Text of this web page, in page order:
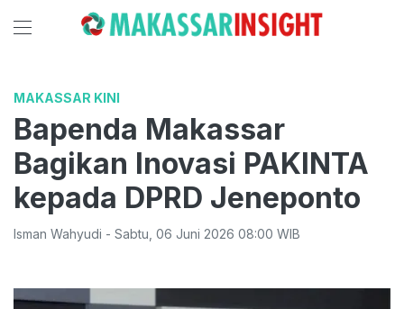
MAKASSAR KINI
Bapenda Makassar
Bagikan Inovasi PAKINTA
kepada DPRD Jeneponto
Isman Wahyudi - Sabtu 06 Juni 2026 08:00 WIB